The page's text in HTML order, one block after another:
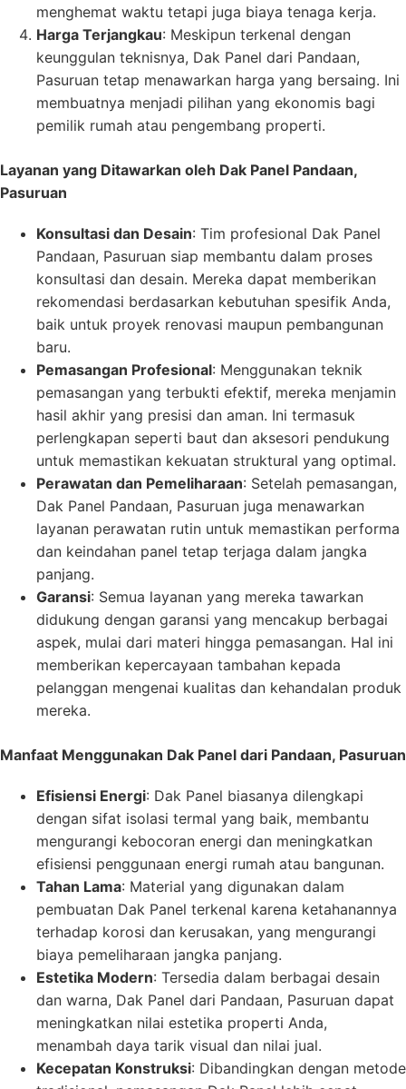
menghemat waktu tetapi juga biaya tenaga kerja.
Harga Terjangkau: Meskipun terkenal dengan
keunggulan teknisnya, Dak Panel dari Pandaan,
Pasuruan tetap menawarkan harga yang bersaing. Ini
membuatnya menjadi pilihan yang ekonomis bagi
pemilik rumah atau pengembang properti.
Layanan yang Ditawarkan oleh Dak Panel Pandaan,
Pasuruan
Konsultasi dan Desain: Tim profesional Dak Panel
Pandaan, Pasuruan siap membantu dalam proses
konsultasi dan desain. Mereka dapat memberikan
rekomendasi berdasarkan kebutuhan spesifik Anda,
baik untuk proyek renovasi maupun pembangunan
baru.
Pemasangan Profesional: Menggunakan teknik
pemasangan yang terbukti efektif, mereka menjamin
hasil akhir yang presisi dan aman. Ini termasuk
perlengkapan seperti baut dan aksesori pendukung
untuk memastikan kekuatan struktural yang optimal.
Perawatan dan Pemeliharaan: Setelah pemasangan,
Dak Panel Pandaan, Pasuruan juga menawarkan
layanan perawatan rutin untuk memastikan performa
dan keindahan panel tetap terjaga dalam jangka
panjang.
Garansi: Semua layanan yang mereka tawarkan
didukung dengan garansi yang mencakup berbagai
aspek, mulai dari materi hingga pemasangan. Hal ini
memberikan kepercayaan tambahan kepada
pelanggan mengenai kualitas dan kehandalan produk
mereka.
Manfaat Menggunakan Dak Panel dari Pandaan, Pasuruan
Efisiensi Energi: Dak Panel biasanya dilengkapi
dengan sifat isolasi termal yang baik, membantu
mengurangi kebocoran energi dan meningkatkan
efisiensi penggunaan energi rumah atau bangunan.
Tahan Lama: Material yang digunakan dalam
pembuatan Dak Panel terkenal karena ketahanannya
terhadap korosi dan kerusakan, yang mengurangi
biaya pemeliharaan jangka panjang.
Estetika Modern: Tersedia dalam berbagai desain
dan warna, Dak Panel dari Pandaan, Pasuruan dapat
meningkatkan nilai estetika properti Anda,
menambah daya tarik visual dan nilai jual.
Kecepatan Konstruksi: Dibandingkan dengan metode